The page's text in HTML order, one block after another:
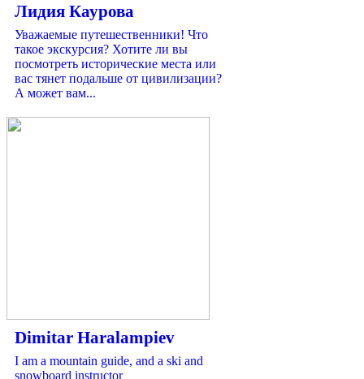
Лидия Каурова
Уважаемые путешественники! Что
такое экскурсия? Хотите ли вы
посмотреть исторические места или
вас тянет подальше от цивилизации?
А может вам...
Dimitar Haralampiev
I am a mountain guide, and a ski and
snowboard instructor